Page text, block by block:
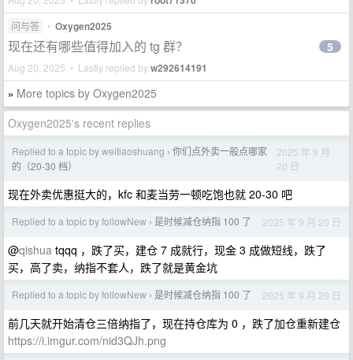
问与答 • Oxygen2025
现在还有哪些值得加入的 tg 群？
Aug 20, 2025 • Lastly replied byw292614191
5
» More topics by Oxygen2025
Oxygen2025's recent replies
Replied to a topic by weitiaoshuang › 你们点外卖一般点哪家
的（20-30 档）
2025 年 9 月
20 日
现在外卖优惠挺大的，kfc 和麦当劳一顿吃饱也就 20-30 吧
Replied to a topic by followNew › 是时候减仓纳指 100 了 2025 年 9 月 20 日
@qishua tqqq ，跌了买，建仓 7 成就行，现金 3 成做短线，跌了
买，高了卖，纳指不套人，跌了就是黄金坑
Replied to a topic by followNew › 是时候减仓纳指 100 了 2025 年 9 月 20 日
前几天就开始清仓三倍纳指了，现在持仓库为 0 ，跌了加仓重新建仓
https://i.imgur.com/nid3QJh.png